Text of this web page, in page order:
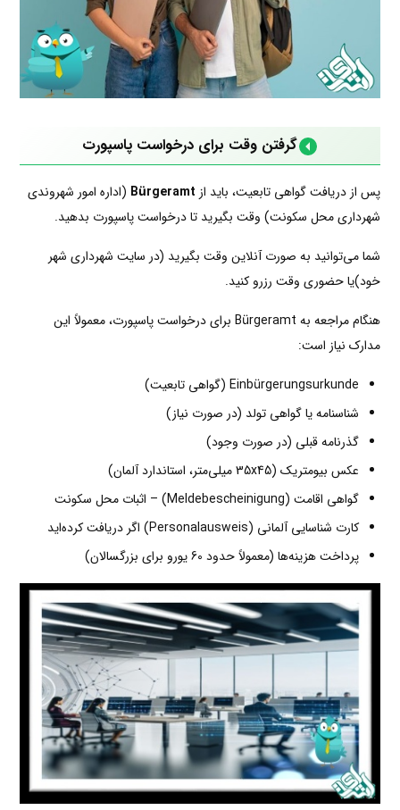
گرفتن وقت برای درخواست پاسپورت
پس از دریافت گواهی تابعیت، باید از Bürgeramt (اداره امور شهروندی
شهرداری محل سکونت) وقت بگیرید تا درخواست پاسپورت بدهید.
شما می‌توانید به صورت آنلاین وقت بگیرید (در سایت شهرداری شهر
خود)یا حضوری وقت رزرو کنید.
هنگام مراجعه به Bürgeramt برای درخواست پاسپورت، معمولاً این
مدارک نیاز است:
Einbürgerungsurkunde (گواهی تابعیت)
شناسنامه یا گواهی تولد (در صورت نیاز)
گذرنامه قبلی (در صورت وجود)
عکس بیومتریک (35x45 میلی‌متر، استاندارد آلمان)
گواهی اقامت (Meldebescheinigung) – اثبات محل سکونت
کارت شناسایی آلمانی (Personalausweis) اگر دریافت کرده‌اید
پرداخت هزینه‌ها (معمولاً حدود 60 یورو برای بزرگسالان)